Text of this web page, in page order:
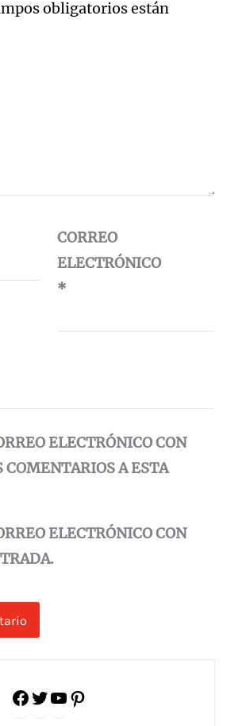
obligatorios están
CORREO
ELECTRÓNICO
*
ELECTRÓNICO CON
COMENTARIOS A ESTA
ELECTRÓNICO CON
Facebook
Twitter
YouTube
Pinterest